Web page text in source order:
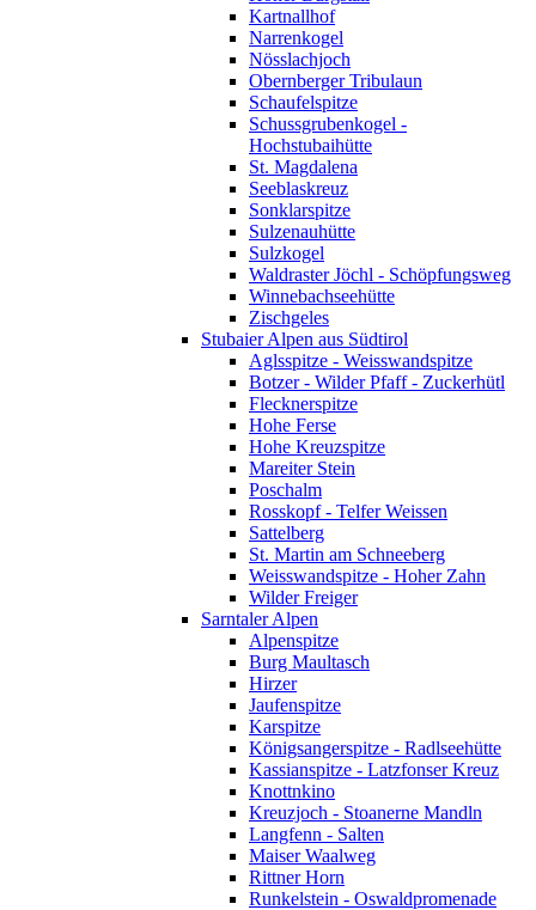
Kartnallhof
Narrenkogel
Nösslachjoch
Obernberger Tribulaun
Schaufelspitze
Schussgrubenkogel -
Hochstubaihütte
St. Magdalena
Seeblaskreuz
Sonklarspitze
Sulzenauhütte
Sulzkogel
Waldraster Jöchl - Schöpfungsweg
Winnebachseehütte
Zischgeles
Stubaier Alpen aus Südtirol
Aglsspitze - Weisswandspitze
Botzer - Wilder Pfaff - Zuckerhütl
Flecknerspitze
Hohe Ferse
Hohe Kreuzspitze
Mareiter Stein
Poschalm
Rosskopf - Telfer Weissen
Sattelberg
St. Martin am Schneeberg
Weisswandspitze - Hoher Zahn
Wilder Freiger
Sarntaler Alpen
Alpenspitze
Burg Maultasch
Hirzer
Jaufenspitze
Karspitze
Königsangerspitze - Radlseehütte
Kassianspitze - Latzfonser Kreuz
Knottnkino
Kreuzjoch - Stoanerne Mandln
Langfenn - Salten
Maiser Waalweg
Rittner Horn
Runkelstein - Oswaldpromenade